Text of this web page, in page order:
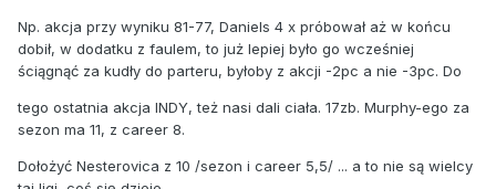
Np. akcja przy wyniku 81-77, Daniels 4 x próbował aż w końcu
dobił, w dodatku z faulem, to już lepiej było go wcześniej
ściągnąć za kudły do parteru, byłoby z akcji -2pc a nie -3pc. Do
tego ostatnia akcja INDY, też nasi dali ciała. 17zb. Murphy-ego za
sezon ma 11, z career 8.
Dołożyć Nesterovica z 10 /sezon i career 5,5/ ... a to nie są wielcy